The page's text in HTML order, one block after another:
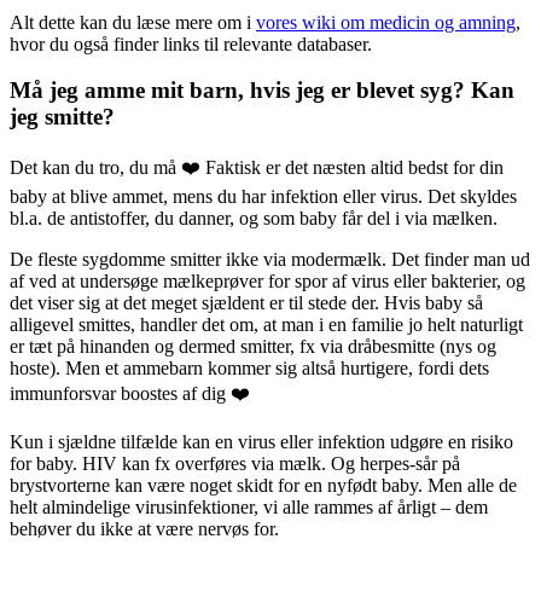
Alt dette kan du læse mere om i vores wiki om medicin og amning,
hvor du også finder links til relevante databaser.
Må jeg amme mit barn, hvis jeg er blevet syg? Kan
jeg smitte?
Det kan du tro, du må ❤️ Faktisk er det næsten altid bedst for din
baby at blive ammet, mens du har infektion eller virus. Det skyldes
bl.a. de antistoffer, du danner, og som baby får del i via mælken.
De fleste sygdomme smitter ikke via modermælk. Det finder man ud
af ved at undersøge mælkeprøver for spor af virus eller bakterier, og
det viser sig at det meget sjældent er til stede der. Hvis baby så
alligevel smittes, handler det om, at man i en familie jo helt naturligt
er tæt på hinanden og dermed smitter, fx via dråbesmitte (nys og
hoste). Men et ammebarn kommer sig altså hurtigere, fordi dets
immunforsvar boostes af dig ❤️
Kun i sjældne tilfælde kan en virus eller infektion udgøre en risiko
for baby. HIV kan fx overføres via mælk. Og herpes-sår på
brystvorterne kan være noget skidt for en nyfødt baby. Men alle de
helt almindelige virusinfektioner, vi alle rammes af årligt – dem
behøver du ikke at være nervøs for.